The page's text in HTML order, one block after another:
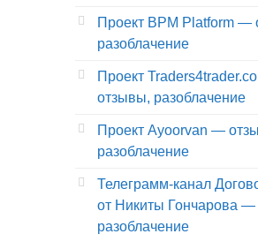
Проект BPM Platform —
разоблачение
Проект
отзывы, разоблачение
Проект Ayoorvan —
разоблачение
Телеграмм-канал
от Никиты Гончарова
разоблачение